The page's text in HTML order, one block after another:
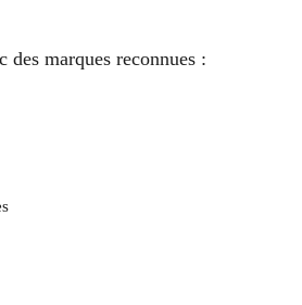
des marques reconnues :